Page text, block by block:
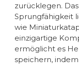
zurücklegen.
Sprungfähigkeit
wie
einzigartige
ermöglicht es
speichern,